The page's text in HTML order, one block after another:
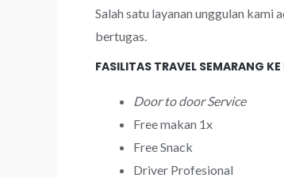
Salah satu layanan unggulan
bertugas.
FASILITAS TRAVEL SEMARANG
Door to door Service
Free makan 1x
Free Snack
Driver Profesional